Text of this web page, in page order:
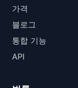
가격
블로그
통합 기능
API